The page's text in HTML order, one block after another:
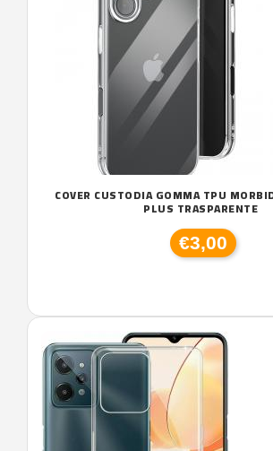
COVER CUSTODIA GOMMA TPU
PLUS TRASPARENTE
€3,00